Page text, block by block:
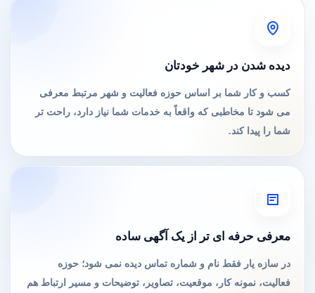
دیده شدن در شهر خودتان
کسب و کار شما بر اساس حوزه فعالیت و شهر مرتبط معرفی
می شود تا مخاطبی که واقعاً به خدمات شما نیاز دارد، راحت تر
شما را پیدا کند.
معرفی حرفه ای تر از یک آگهی ساده
در سازه یار فقط نام و شماره تماس دیده نمی شود؛ حوزه
فعالیت، نمونه کار، موقعیت، تصاویر، توضیحات و مسیر ارتباط هم